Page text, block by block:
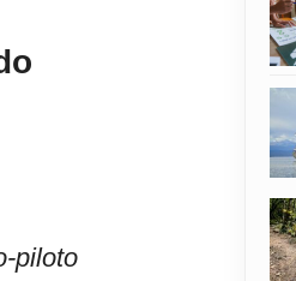
piloto